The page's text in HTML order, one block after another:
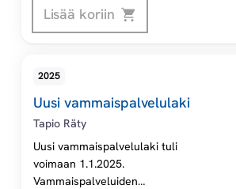
a
v
e
tilanteessa. Miten pykäliä
sovelletaan? Mitä uusia
oikeuksia asiakkaalla on?
Lisää koriin
2025
Uusi vammaispalvelulaki
Tapio Räty
Uusi vammaispalvelulaki tuli
voimaan 1.1.2025.
Vammaispalveluiden